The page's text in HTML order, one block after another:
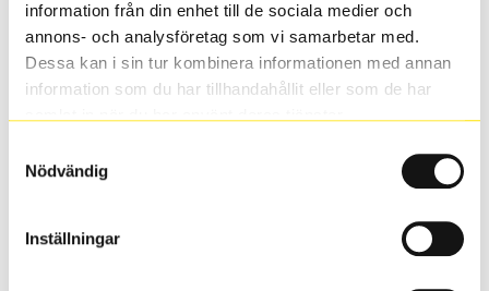
information från din enhet till de sociala medier och
annons- och analysföretag som vi samarbetar med.
Dessa kan i sin tur kombinera informationen med annan
information som du har tillhandahållit eller som de har
Nödvändig
Inställningar
Ange registreringsnummer för att se om det däck du
valt passar din bilmodell. Om du köper däck som skall
sättas på dina befintliga fälgar, se till att kolla en extra
inte vara samma dimension som bilen hade ut från